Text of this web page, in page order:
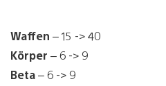
Waffen – 15 -> 40
Körper – 6 -> 9
Beta– 6 -> 9